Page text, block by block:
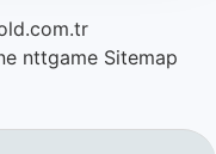
nttgame Sitemap